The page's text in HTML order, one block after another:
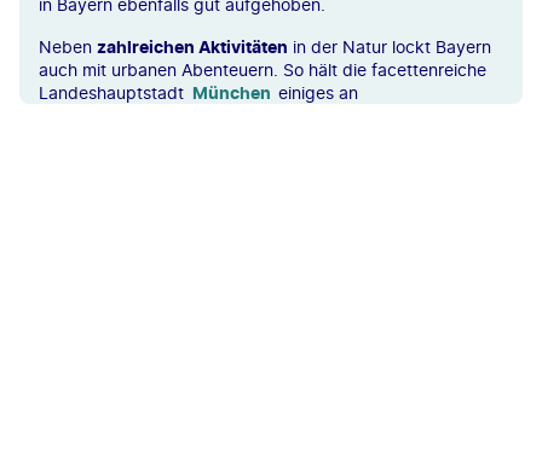
in Bayern ebenfalls gut aufgehoben.
Neben zahlreichen Aktivitäten in der Natur lockt Bayern
auch mit urbanen Abenteuern. So hält die facettenreiche
Landeshauptstadt München einiges an